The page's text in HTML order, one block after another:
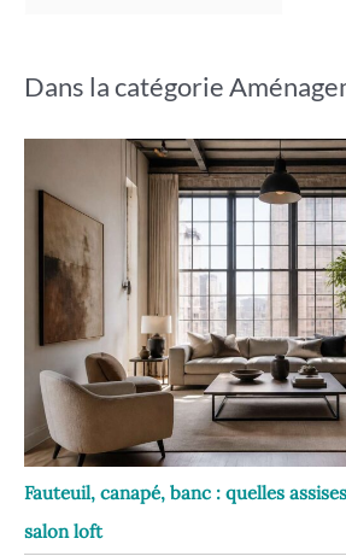
Dans la catégorie
Fauteuil, canapé, banc : quelles
salon loft